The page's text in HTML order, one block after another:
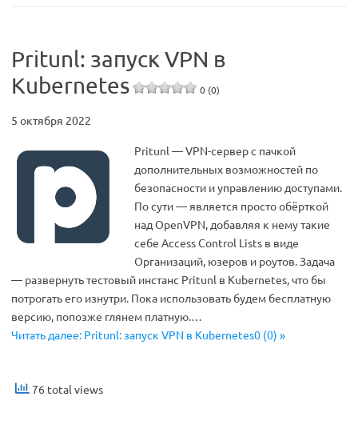
Pritunl: запуск VPN в
Kubernetes
0 (0)
5 октября 2022
Pritunl — VPN-сервер с пачкой
дополнительных возможностей по
безопасности и управлению доступами.
По сути — является просто обёрткой
над OpenVPN, добавляя к нему такие
себе Access Control Lists в виде
Организаций, юзеров и роутов. Задача
— развернуть тестовый инстанс Pritunl в Kubernetes, что бы
потрогать его изнутри. Пока использовать будем бесплатную
версию, попозже глянем платную.…
Читать далее: Pritunl: запуск VPN в Kubernetes0 (0) »
76 total views